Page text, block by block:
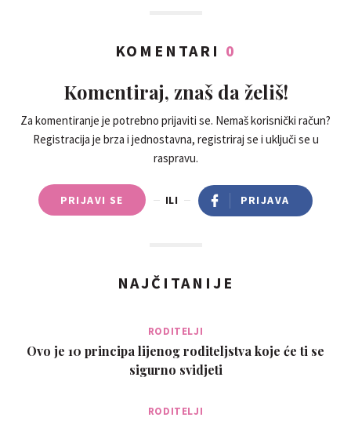
KOMENTARI 0
Komentiraj, znaš da želiš!
Za komentiranje je potrebno prijaviti se. Nemaš korisnički račun?
Registracija je brza i jednostavna, registriraj se i uključi se u
raspravu.
PRIJAVI SE ILI PRIJAVA
NAJČITANIJE
RODITELJI
Ovo je 10 principa lijenog roditeljstva koje će ti se
sigurno svidjeti
RODITELJI